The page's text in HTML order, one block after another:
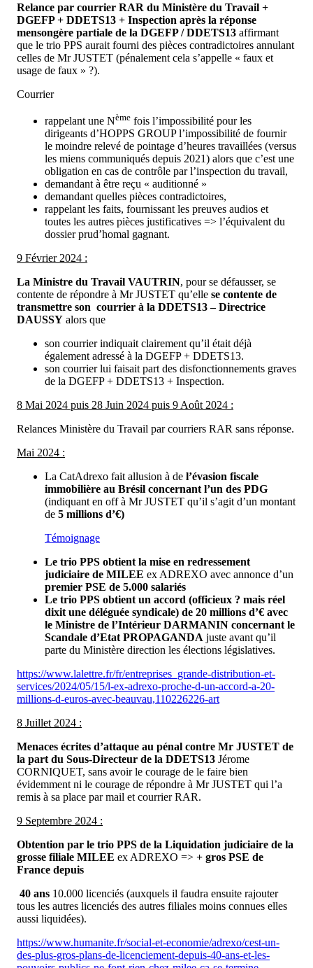
Relance par courrier RAR du Ministère du Travail +
DGEFP + DDETS13 + Inspection après la réponse
mensongère partiale de la DGEFP / DDETS13 affirmant
que le trio PPS aurait fourni des pièces contradictoires annulant
celles de Mr JUSTET (pénalement cela s’appelle « faux et
usage de faux » ?).
Courrier
rappelant une Nème fois l’impossibilité pour les
dirigeants d’HOPPS GROUP l’impossibilité de fournir
le moindre relevé de pointage d’heures travaillées (versus
les miens communiqués depuis 2021) alors que c’est une
obligation en cas de contrôle par l’inspection du travail,
demandant à être reçu « auditionné »
demandant quelles pièces contradictoires,
rappelant les faits, fournissant les preuves audios et
toutes les autres pièces justificatives => l’équivalent du
dossier prud’homal gagnant.
9 Février 2024 :
La Ministre du Travail VAUTRIN, pour se défausser, se
contente de répondre à Mr JUSTET qu’elle se contente de
transmettre son courrier à la DDETS13 – Directrice
DAUSSY alors que
son courrier indiquait clairement qu’il était déjà
également adressé à la DGEFP + DDETS13.
son courrier lui faisait part des disfonctionnements graves
de la DGEFP + DDETS13 + Inspection.
8 Mai 2024 puis 28 Juin 2024 puis 9 Août 2024 :
Relances Ministère du Travail par courriers RAR sans réponse.
Mai 2024 :
La CatAdrexo fait allusion à de l’évasion fiscale
immobilière au Brésil concernant l’un des PDG
(indiquant en off à Mr JUSTET qu’il s’agit d’un montant
de 5 millions d’€)
Témoignage
Le trio PPS obtient la mise en redressement
judiciaire de MILEE ex ADREXO avec annonce d’un
premier PSE de 5.000 salariés
Le trio PPS obtient un accord (officieux ? mais réel
dixit une déléguée syndicale) de 20 millions d’€ avec
le Ministre de l’Intérieur DARMANIN concernant le
Scandale d’Etat PROPAGANDA juste avant qu’il
parte du Ministère direction les élections législatives.
https://www.lalettre.fr/fr/entreprises_grande-distribution-et-
services/2024/05/15/l-ex-adrexo-proche-d-un-accord-a-20-
millions-d-euros-avec-beauvau,110226226-art
8 Juillet 2024 :
Menaces écrites d’attaque au pénal contre Mr JUSTET de
la part du Sous-Directeur de la DDETS13 Jérome
CORNIQUET, sans avoir le courage de le faire bien
évidemment ni le courage de répondre à Mr JUSTET qui l’a
remis à sa place par mail et courrier RAR.
9 Septembre 2024 :
Obtention par le trio PPS de la Liquidation judiciaire de la
grosse filiale MILEE ex ADREXO => + gros PSE de
France depuis
40 ans 10.000 licenciés (auxquels il faudra ensuite rajouter
tous les autres licenciés des autres filiales moins connues elles
aussi liquidées).
https://www.humanite.fr/social-et-economie/adrexo/cest-un-
des-plus-gros-plans-de-licenciement-depuis-40-ans-et-les-